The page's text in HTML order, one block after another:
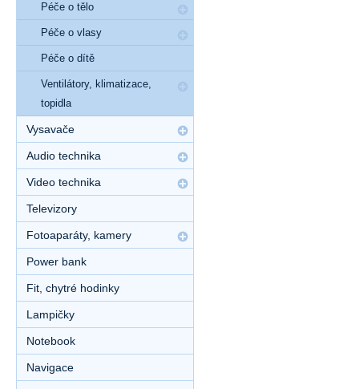
Péče o tělo
Péče o vlasy
Péče o dítě
Ventilátory, klimatizace,
topidla
Vysavače
Audio technika
Video technika
Televizory
Fotoaparáty, kamery
Power bank
Fit, chytré hodinky
Lampičky
Notebook
Navigace